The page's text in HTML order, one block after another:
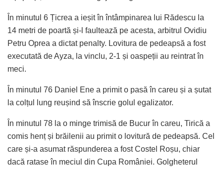
În minutul 6 Țicrea a ieșit în întâmpinarea lui Rădescu la
14 metri de poartă și-l faultează pe acesta, arbitrul Ovidiu
Petru Oprea a dictat penalty. Lovitura de pedeapsă a fost
executată de Ayza, la vinclu, 2-1 și oaspeții au reintrat în
meci.
În minutul 76 Daniel Ene a primit o pasă în careu și a șutat
la colțul lung reușind să înscrie golul egalizator.
În minutul 78 la o minge trimisă de Bucur în careu, Tirică a
comis henț și brăilenii au primit o lovitură de pedeapsă. Cel
care și-a asumat răspunderea a fost Costel Roșu, chiar
dacă ratase în meciul din Cupa României. Golgheterul